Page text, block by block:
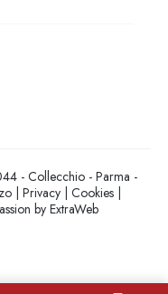
- Collecchio - Parma -
| Privacy| Cookies|
byExtraWeb